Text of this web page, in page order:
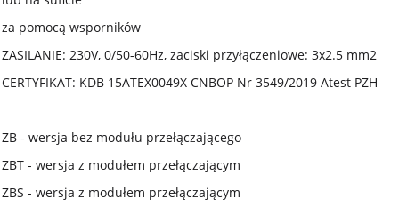
za pomocą wsporników
ZASILANIE: 230V, 0/50-60Hz, zaciski przyłączeniowe: 3x2.5 mm2
CERTYFIKAT: KDB 15ATEX0049X CNBOP Nr 3549/2019 Atest PZH
ZB - wersja bez modułu przełączającego
ZBT - wersja z modułem przełączającym
ZBS - wersja z modułem przełączającym